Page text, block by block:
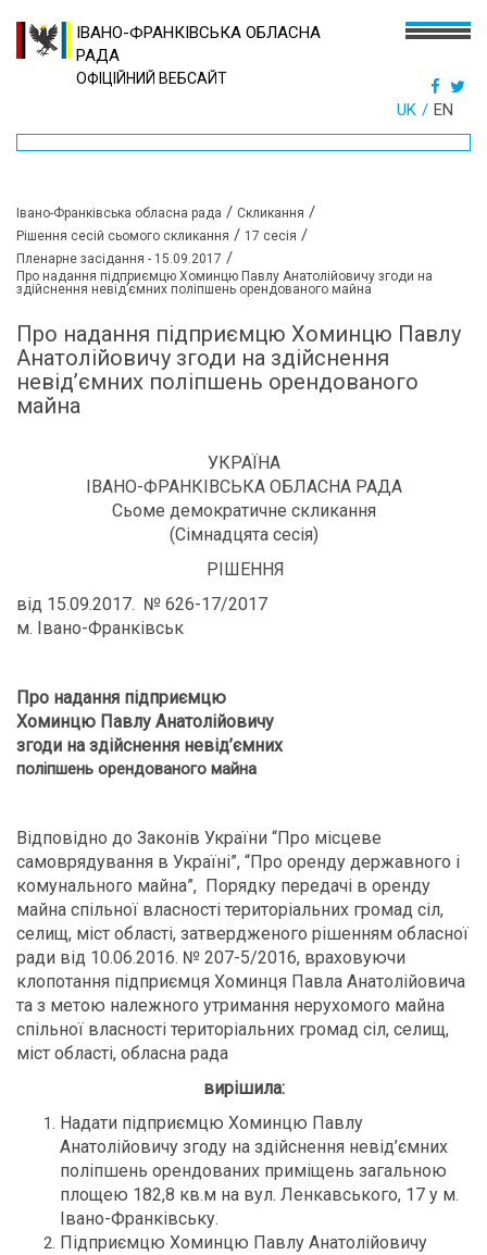
ІВАНО-ФРАНКІВСЬКА ОБЛАСНА
РАДА
ОФІЦІЙНИЙ ВЕБСАЙТ
UK EN
Івано-Франківська обласна рада / Скликання /
Рішення сесій сьомого скликання / 17 сесія /
Пленарне засідання - 15.09.2017 /
Про надання підприємцю Хоминцю Павлу Анатолійовичу згоди на
здійснення невід’ємних поліпшень орендованого майна
Про надання підприємцю Хоминцю Павлу
Анатолійовичу згоди на здійснення
невід’ємних поліпшень орендованого
майна
УКРАЇНА
ІВАНО-ФРАНКІВСЬКА ОБЛАСНА РАДА
Сьоме демократичне скликання
(Сімнадцята сесія)
РІШЕННЯ
від 15.09.2017. № 626-17/2017
м. Івано-Франківськ
Про надання підприємцю
Хоминцю Павлу Анатолійовичу
згоди на здійснення невід’ємних
поліпшень орендованого майна
Відповідно до Законів України “Про місцеве
самоврядування в Україні”, “Про оренду державного і
комунального майна”, Порядку передачі в оренду
майна спільної власності територіальних громад сіл,
селищ, міст області, затвердженого рішенням обласної
ради від 10.06.2016. № 207-5/2016, враховуючи
клопотання підприємця Хоминця Павла Анатолійовича
та з метою належного утримання нерухомого майна
спільної власності територіальних громад сіл, селищ,
міст області, обласна рада
вирішила:
Надати підприємцю Хоминцю Павлу
Анатолійовичу згоду на здійснення невід’ємних
поліпшень орендованих приміщень загальною
площею 182,8 кв.м на вул. Ленкавського, 17 у м.
Івано-Франківську.
Підприємцю Хоминцю Павлу Анатолійовичу